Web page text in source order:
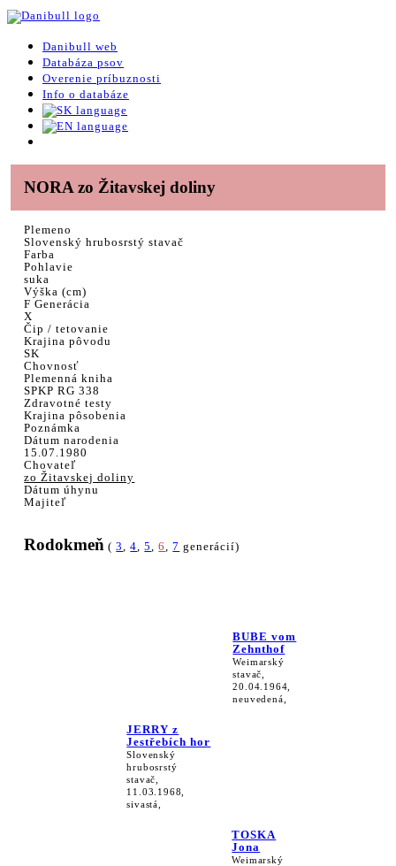
Danibull web
Databáza psov
Overenie príbuznosti
Info o databáze
NORA zo Žitavskej doliny
Plemeno
Slovenský hrubosrstý stavač
Farba
Pohlavie
suka
Výška (cm)
F Generácia
X
Čip / tetovanie
Krajina pôvodu
SK
Chovnosť
Plemenná kniha
SPKP RG 338
Zdravotné testy
Krajina pôsobenia
Poznámka
Dátum narodenia
15.07.1980
Chovateľ
zo Žitavskej doliny
Dátum úhynu
Majiteľ
Rodokmeň (3,4,5,6,7 generácií)
JERRY z
Jestřebích hor
Slovenský
hrubosrstý
stavač,
11.03.1968,
sivastá,
BUBE vom
Zehnthof
Weimarský
stavač,
20.04.1964,
neuvedená,
TOSKA
Jona
Weimarský